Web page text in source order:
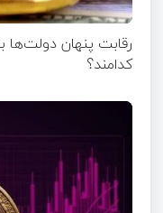
کدامند؟